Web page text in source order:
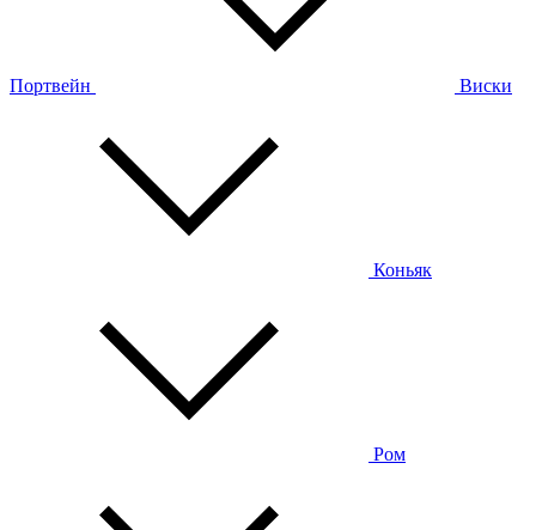
Портвейн Виски
Коньяк
Ром